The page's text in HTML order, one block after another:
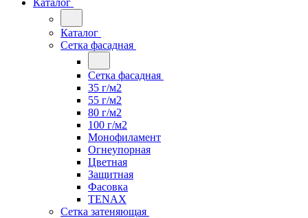
Каталог
Каталог
Сетка фасадная
Сетка фасадная
35 г/м2
55 г/м2
80 г/м2
100 г/м2
Монофиламент
Огнеупорная
Цветная
Защитная
Фасовка
TENAX
Сетка затеняющая